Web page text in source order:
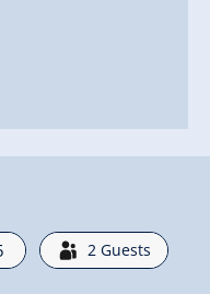
2 Guests